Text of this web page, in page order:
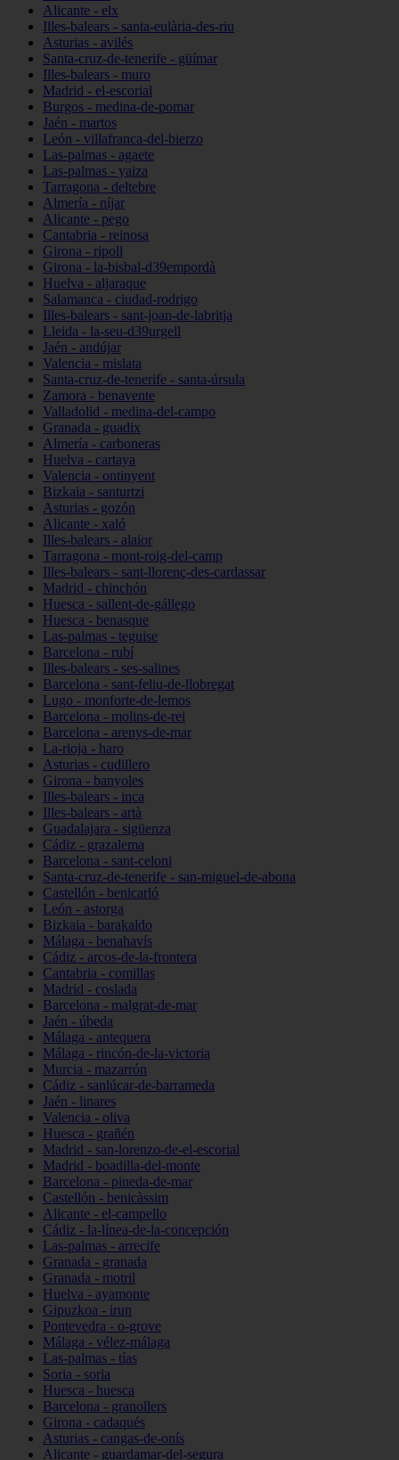
Alicante - elx
Illes-balears - santa-eulària-des-riu
Asturias - avilés
Santa-cruz-de-tenerife - güímar
Illes-balears - muro
Madrid - el-escorial
Burgos - medina-de-pomar
Jaén - martos
León - villafranca-del-bierzo
Las-palmas - agaete
Las-palmas - yaiza
Tarragona - deltebre
Almería - níjar
Alicante - pego
Cantabria - reinosa
Girona - ripoll
Girona - la-bisbal-d39empordà
Huelva - aljaraque
Salamanca - ciudad-rodrigo
Illes-balears - sant-joan-de-labritja
Lleida - la-seu-d39urgell
Jaén - andújar
Valencia - mislata
Santa-cruz-de-tenerife - santa-úrsula
Zamora - benavente
Valladolid - medina-del-campo
Granada - guadix
Almería - carboneras
Huelva - cartaya
Valencia - ontinyent
Bizkaia - santurtzi
Asturias - gozón
Alicante - xaló
Illes-balears - alaior
Tarragona - mont-roig-del-camp
Illes-balears - sant-llorenç-des-cardassar
Madrid - chinchón
Huesca - sallent-de-gállego
Huesca - benasque
Las-palmas - teguise
Barcelona - rubí
Illes-balears - ses-salines
Barcelona - sant-feliu-de-llobregat
Lugo - monforte-de-lemos
Barcelona - molins-de-rei
Barcelona - arenys-de-mar
La-rioja - haro
Asturias - cudillero
Girona - banyoles
Illes-balears - inca
Illes-balears - artà
Guadalajara - sigüenza
Cádiz - grazalema
Barcelona - sant-celoni
Santa-cruz-de-tenerife - san-miguel-de-abona
Castellón - benicarló
León - astorga
Bizkaia - barakaldo
Málaga - benahavís
Cádiz - arcos-de-la-frontera
Cantabria - comillas
Madrid - coslada
Barcelona - malgrat-de-mar
Jaén - úbeda
Málaga - antequera
Málaga - rincón-de-la-victoria
Murcia - mazarrón
Cádiz - sanlúcar-de-barrameda
Jaén - linares
Valencia - oliva
Huesca - grañén
Madrid - san-lorenzo-de-el-escorial
Madrid - boadilla-del-monte
Barcelona - pineda-de-mar
Castellón - benicàssim
Alicante - el-campello
Cádiz - la-línea-de-la-concepción
Las-palmas - arrecife
Granada - granada
Granada - motril
Huelva - ayamonte
Gipuzkoa - irun
Pontevedra - o-grove
Málaga - vélez-málaga
Las-palmas - tías
Soria - soria
Huesca - huesca
Barcelona - granollers
Girona - cadaqués
Asturias - cangas-de-onís
Alicante - guardamar-del-segura